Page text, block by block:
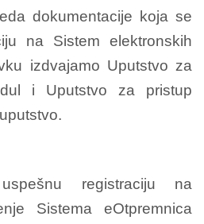
dokumentacije koja se
na Sistem elektronskih
izdvajamo Uputstvo za
i Uputstvo za pristup
registraciju na
Sistema eOtpremnica